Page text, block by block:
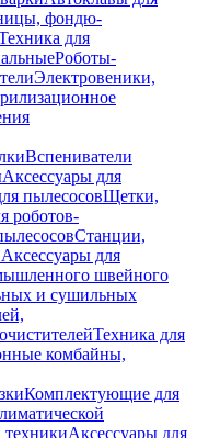
фондю-
для
Роботы-
Электровеники,
Вспениватели
Аксессуары для
пылесосовЩетки,
роботов-
Станции,
Аксессуары для
швейного
и сушильных
Техника для
комбайны,
Комплектующие для
техникиАксессуары для